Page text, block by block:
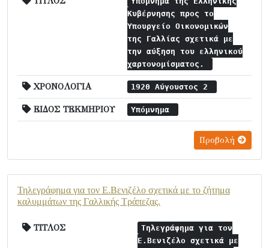
Κυβέρνησης προς το
Υπουργείο Οικονομικών
της Γαλλίας σχετικά με
την αύξηση του ελληνικού
χαρτονομίσματος.
ΧΡΟΝΟΛΟΓΙΑ 1920 Αύγουστος 2
ΕΙΔΟΣ ΤΕΚΜΗΡΙΟΥ Υπόμνημα
Προβολή
Τηλεγράφημα για τον Ε.Βενιζέλο σχετικά με το ζήτημα
καλυμμάτων της Γαλλικής Τράπεζας.
ΤΙΤΛΟΣ
Τηλεγράφημα για τον
Ε.Βενιζέλο σχετικά με